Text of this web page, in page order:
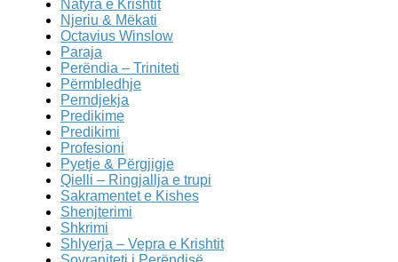
Natyra e Krishtit
Njeriu & Mëkati
Octavius Winslow
Paraja
Perëndia – Triniteti
Përmbledhje
Perndjekja
Predikime
Predikimi
Profesioni
Pyetje & Përgjigje
Qielli – Ringjallja e trupi
Sakramentet e Kishes
Shenjterimi
Shkrimi
Shlyerja – Vepra e Krishtit